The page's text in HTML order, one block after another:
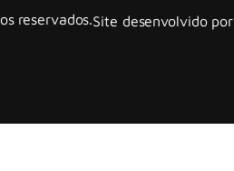
reservados.Site desenvolvido por